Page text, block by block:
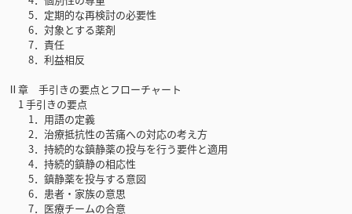
5．定期的な再検討の必要性
6．対象とする薬剤
7．責任
8．利益相反
Ⅱ章 手引きの要点とフローチャート
1 手引きの要点
1．用語の定義
2．治療抵抗性の苦痛への対応の考え方
3．持続的な鎮静薬の投与を行う要件と適用
4．持続的鎮静の相応性
5．鎮静薬を投与する意図
6．患者・家族の意思
7．医療チームの合意